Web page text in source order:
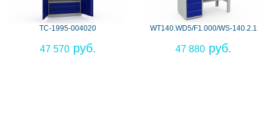
TC-1995-004020
47 570
WT140.WD5/F1.000/WS-140.2.1
47 880